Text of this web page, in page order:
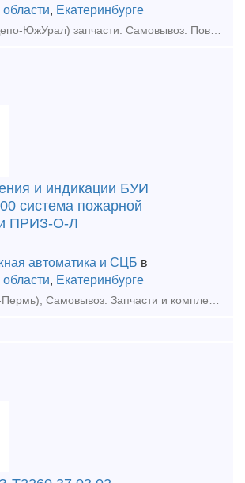
, Екатеринбурге
и индикации БУИ
система пожарной
ПРИЗ-О-Л
автоматика и СЦБ в
, Екатеринбурге